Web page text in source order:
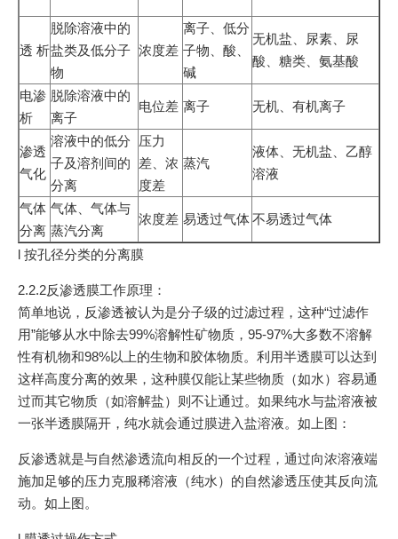
透 析
脱除溶液中的
盐类及低分子
物
浓度差
离子、低分
子物、酸、
碱
无机盐、尿素、尿
酸、糖类、氨基酸
电渗
析
脱除溶液中的
离子
电位差 离子 无机、有机离子
渗透
气化
溶液中的低分
子及溶剂间的
分离
压力
差、浓
度差
蒸汽
液体、无机盐、乙醇
溶液
气体
分离
气体、气体与
蒸汽分离
浓度差 易透过气体不易透过气体
l 按孔径分类的分离膜
2.2.2反渗透膜工作原理：
简单地说，反渗透被认为是分子级的过滤过程，这种“过滤作
用”能够从水中除去99%溶解性矿物质，95-97%大多数不溶解
性有机物和98%以上的生物和胶体物质。利用半透膜可以达到
这样高度分离的效果，这种膜仅能让某些物质（如水）容易通
过而其它物质（如溶解盐）则不让通过。如果纯水与盐溶液被
一张半透膜隔开，纯水就会通过膜进入盐溶液。如上图：
反渗透就是与自然渗透流向相反的一个过程，通过向浓溶液端
施加足够的压力克服稀溶液（纯水）的自然渗透压使其反向流
动。如上图。